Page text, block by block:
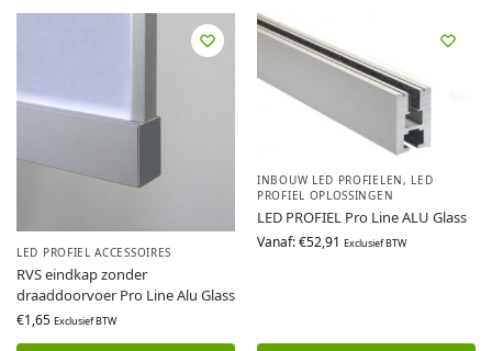
LED PROFIEL ACCESSOIRES
RVS eindkap zonder
draaddoorvoer Pro Line Alu Glass
€1,65 Exclusief BTW
INBOUW LED PROFIELEN, LED
PROFIEL OPLOSSINGEN
LED PROFIEL Pro Line ALU Glass
Vanaf:€52,91 Exclusief BTW